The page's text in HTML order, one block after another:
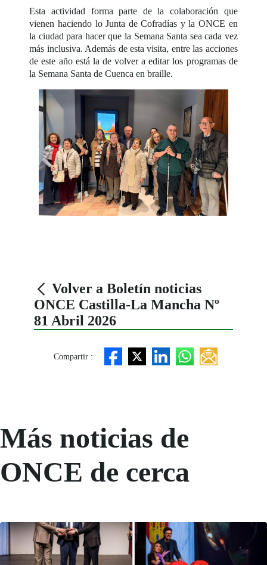
Esta actividad forma parte de la colaboración que
vienen haciendo lo Junta de Cofradías y la ONCE en
la ciudad para hacer que la Semana Santa sea cada vez
más inclusiva. Además de esta visita, entre las acciones
de este año está la de volver a editar los programas de
la Semana Santa de Cuenca en braille.
Volver a Boletín noticias
ONCE Castilla-La Mancha Nº
81 Abril 2026
Compartir :
Más noticias de
ONCE de cerca